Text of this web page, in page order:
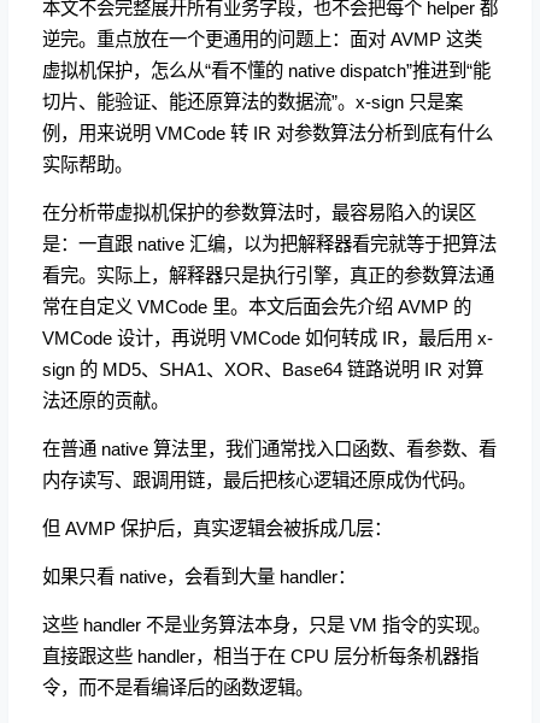
本文不会完整展开所有业务字段，也不会把每个 helper 都
逆完。重点放在一个更通用的问题上：面对 AVMP 这类
虚拟机保护，怎么从“看不懂的 native dispatch”推进到“能
切片、能验证、能还原算法的数据流”。x-sign 只是案
例，用来说明 VMCode 转 IR 对参数算法分析到底有什么
实际帮助。
在分析带虚拟机保护的参数算法时，最容易陷入的误区
是：一直跟 native 汇编，以为把解释器看完就等于把算法
看完。实际上，解释器只是执行引擎，真正的参数算法通
常在自定义 VMCode 里。本文后面会先介绍 AVMP 的
VMCode 设计，再说明 VMCode 如何转成 IR，最后用 x-
sign 的 MD5、SHA1、XOR、Base64 链路说明 IR 对算
法还原的贡献。
在普通 native 算法里，我们通常找入口函数、看参数、看
内存读写、跟调用链，最后把核心逻辑还原成伪代码。
但 AVMP 保护后，真实逻辑会被拆成几层：
如果只看 native，会看到大量 handler：
这些 handler 不是业务算法本身，只是 VM 指令的实现。
直接跟这些 handler，相当于在 CPU 层分析每条机器指
令，而不是看编译后的函数逻辑。